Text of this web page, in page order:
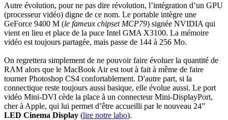
Autre évolution, pour ne pas dire révolution, l’intégration d’un GPU
(processeur vidéo) digne de ce nom. Le portable intègre une
GeForce 9400 M (le fameux chipset MCP79) signée NVIDIA qui
vient en lieu et place de la puce Intel GMA X3100. La mémoire
vidéo est toujours partagée, mais passe de 144 à 256 Mo.
On regrettera simplement de ne pouvoir faire évoluer la quantité de
RAM alors que le MacBook Air est tout à fait à même de faire
tourner Photoshop CS4 confortablement. D'autre part, si la
connectique reste toujours aussi basique, elle évolue aussi. Le port
vidéo Mini-DVI cède la place à un connecteur Mini-DisplayPort,
cher à Apple, qui lui permet d’être accueilli par le nouveau 24”
LED Cinema Display (lire notre labo).